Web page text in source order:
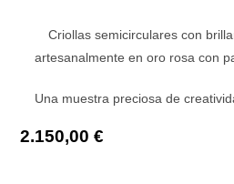
Criollas semicirculares con
artesanalmente en oro rosa con
Una muestra preciosa de
2.150,00€